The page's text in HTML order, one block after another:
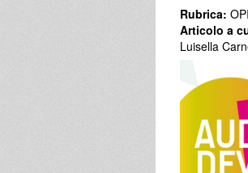
Rubrica:
Articolo a
Luisella